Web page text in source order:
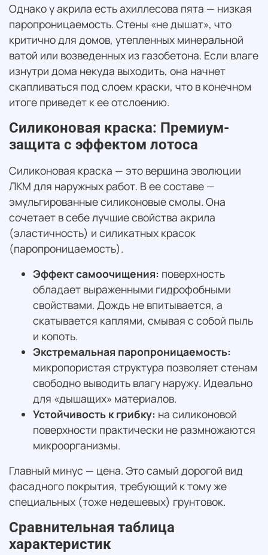
Однако у акрила есть ахиллесова пята — низкая
паропроницаемость. Стены «не дышат», что
критично для домов, утепленных минеральной
ватой или возведенных из газобетона. Если влаге
изнутри дома некуда выходить, она начнет
скапливаться под слоем краски, что в конечном
итоге приведет к ее отслоению.
Силиконовая краска: Премиум-
защита с эффектом лотоса
Силиконовая краска — это вершина эволюции
ЛКМ для наружных работ. В ее составе —
эмульгированные силиконовые смолы. Она
сочетает в себе лучшие свойства акрила
(эластичность) и силикатных красок
(паропроницаемость).
Эффект самоочищения: поверхность
обладает выраженными гидрофобными
свойствами. Дождь не впитывается, а
скатывается каплями, смывая с собой пыль
и копоть.
Экстремальная паропроницаемость:
микропористая структура позволяет стенам
свободно выводить влагу наружу. Идеально
для «дышащих» материалов.
Устойчивость к грибку: на силиконовой
поверхности практически не размножаются
микроорганизмы.
Главный минус — цена. Это самый дорогой вид
фасадного покрытия, требующий к тому же
специальных (тоже недешевых) грунтовок.
Сравнительная таблица
характеристик